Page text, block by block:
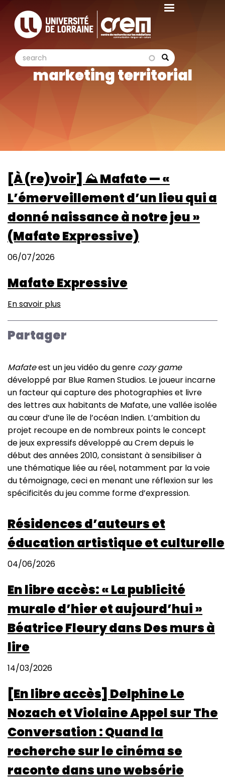
contenu
Search
search search
marketing territorial
[À (re)voir] ⛰️ Mafate — «
L’émerveillement d’un lieu qui a
donné naissance à notre jeu »
(Mafate Expressive)
06/07/2026
Mafate Expressive
En savoir plus
Partager
Mafateest un jeu vidéo du genre cozy game
développé par Blue Ramen Studios. Le joueur incarne
un facteur qui capture des photographies et livre
des lettres aux habitants de Mafate, une vallée isolée
au cœur d’une île de l’océan Indien. L’ambition du
projet recoupe en de nombreux points le concept
de jeux expressifs développé au Crem depuis le
début des années 2010, consistant à sensibiliser à
une thématique liée au réel, notamment par la voie
du témoignage, ceci en menant une réflexion sur les
spécificités du jeu comme forme d’expression.
Résidences d’auteurs et
éducation artistique et culturelle
04/06/2026
En libre accès: « La publicité
murale d’hier et aujourd’hui »
Béatrice Fleury dans Des murs à
lire
14/03/2026
[En libre accès] Delphine Le
Nozach et Violaine Appel sur The
Conversation : Quand la
recherche sur le cinéma se
raconte dans une websérie